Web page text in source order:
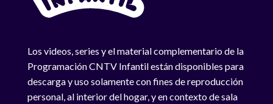
Los videos, series y el material complementario de la
Programación CNTV Infantil están disponibles para
descarga y uso solamente con fines de reproducción
personal, al interior del hogar, y en contexto de sala